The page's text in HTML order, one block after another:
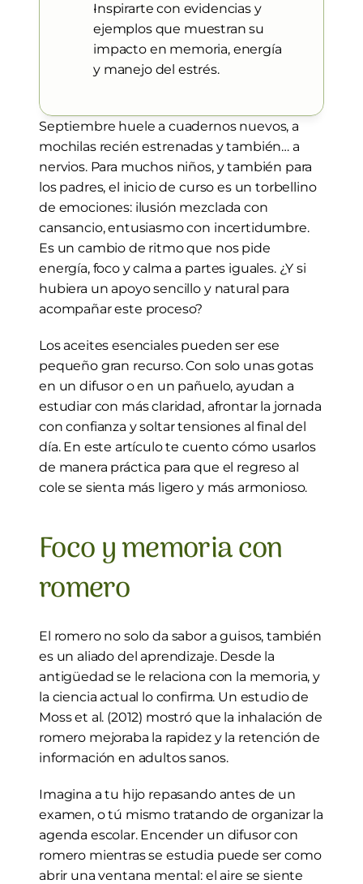
Inspirarte con evidencias y
ejemplos que muestran su
impacto en memoria, energía
y manejo del estrés.
Septiembre huele a cuadernos nuevos, a
mochilas recién estrenadas y también… a
nervios. Para muchos niños, y también para
los padres, el inicio de curso es un torbellino
de emociones: ilusión mezclada con
cansancio, entusiasmo con incertidumbre.
Es un cambio de ritmo que nos pide
energía, foco y calma a partes iguales. ¿Y si
hubiera un apoyo sencillo y natural para
acompañar este proceso?
Los aceites esenciales pueden ser ese
pequeño gran recurso. Con solo unas gotas
en un difusor o en un pañuelo, ayudan a
estudiar con más claridad, afrontar la jornada
con confianza y soltar tensiones al final del
día. En este artículo te cuento cómo usarlos
de manera práctica para que el regreso al
cole se sienta más ligero y más armonioso.
Foco y memoria con
romero
El romero no solo da sabor a guisos, también
es un aliado del aprendizaje. Desde la
antigüedad se le relaciona con la memoria, y
la ciencia actual lo confirma. Un estudio de
Moss et al. (2012) mostró que la inhalación de
romero mejoraba la rapidez y la retención de
información en adultos sanos.
Imagina a tu hijo repasando antes de un
examen, o tú mismo tratando de organizar la
agenda escolar. Encender un difusor con
romero mientras se estudia puede ser como
abrir una ventana mental: el aire se siente